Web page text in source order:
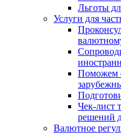
Льготы
Услуги для
Поможем
Чек-лист
решений
Валютное